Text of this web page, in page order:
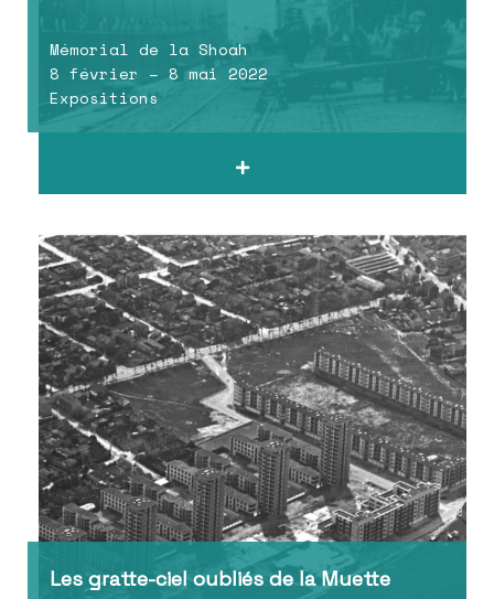
Mémorial de la Shoah
8 février – 8 mai 2022
Expositions
Les gratte-ciel oubliés de la Muette